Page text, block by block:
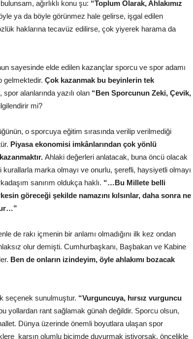
ağırlıklı konu şu: “Toplum Olarak, Ahlakımız
ya da böyle görünmez hale gelirse, işgal edilen
haklarına tecavüz edilirse, çok yiyerek harama da
sayesinde elde edilen kazançlar sporcu ve spor adamı
gelmektedir. Çok kazanmak bu beyinlerin tek
alanlarında yazılı olan “Ben Sporcunun Zeki, Çevik,
mi?
o sporcuya eğitim sırasında verilip verilmediği
Piyasa ekonomisi imkânlarından çok yönlü
Ahlaki değerleri anlatacak, buna öncü olacak
marka olmayı ve onurlu, şerefli, haysiyetli olmayı
sanırım oldukça haklı. “…Bu Millete belli
göreceği şekilde namazını kılsınlar, daha sonra ne
de rakı içmenin bir anlamı olmadığını ilk kez ondan
olur demişti. Cumhurbaşkanı, Başbakan ve Kabine
Ben de onların izindeyim, öyle ahlakımı bozacak
seçenek sunulmuştur. “Vurguncuya, hırsız vurguncu
yollardan rant sağlamak günah değildir. Sporcu olsun,
Dünya üzerinde önemli boyutlara ulaşan spor
karşın olumlu biçimde duyurmak istiyorsak, öncelikle